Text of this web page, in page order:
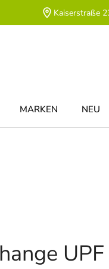
Kaiserstraße
MARKEN NEU